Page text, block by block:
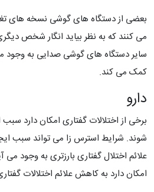
بعضی از دستگاه های گوشی نسخه های
می کنند که به نظر بیاید انگار شخص
سایر دستگاه های گوشی صدایی به وجود
کمک می کند.
دارو
برخی از اختلالات گفتاری امکان دارد سبب
شوند. شرایط استرس زا می تواند سبب
علائم اختلال گفتاری بارزتری به وجود
امکان دارد به کاهش علائم اختلالات